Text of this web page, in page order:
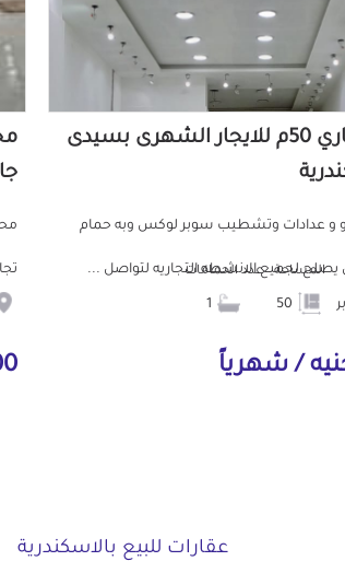
محلات تجاري 50م للايجار الشهرى بسيدى
و عدادات وتشطيب سوبر لوكس وبه حمام
لجميع الانشطه التجاريه لتواصل ...
المساحة عدد الحمامات
عقارات للبيع بالاسكندرية